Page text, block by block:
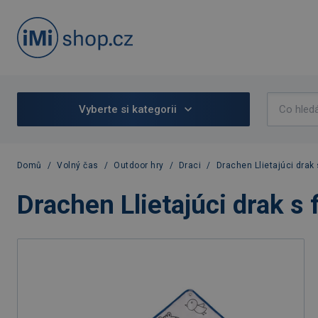
Vyberte si kategorii
Domů / Volný čas / Outdoor hry / Draci / Drachen Llietajúci drak
Drachen Llietajúci drak s